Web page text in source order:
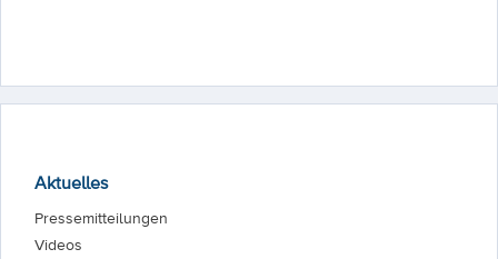
Aktuelles
Pressemitteilungen
Videos